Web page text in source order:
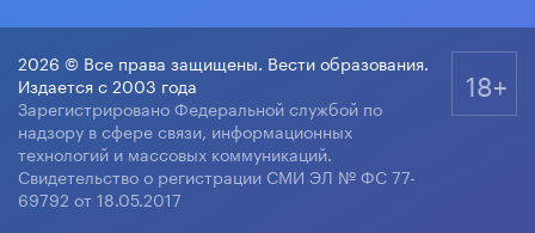
2026 © Все права защищены. Вести образования.
Издается с 2003 года
Зарегистрировано Федеральной службой по
надзору в сфере связи, информационных
технологий и массовых коммуникаций.
Свидетельство о регистрации СМИ ЭЛ № ФС 77-
69792 от 18.05.2017
18+